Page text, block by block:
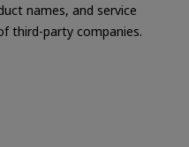
names, and service
third-party companies.